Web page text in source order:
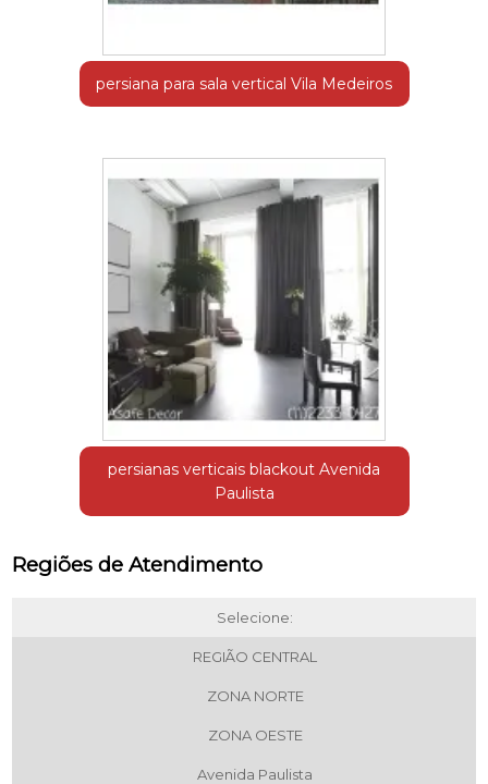
persiana para sala vertical Vila Medeiros
persianas verticais blackout Avenida
Paulista
Regiões de Atendimento
Selecione:
REGIÃO CENTRAL
ZONA NORTE
ZONA OESTE
Avenida Paulista